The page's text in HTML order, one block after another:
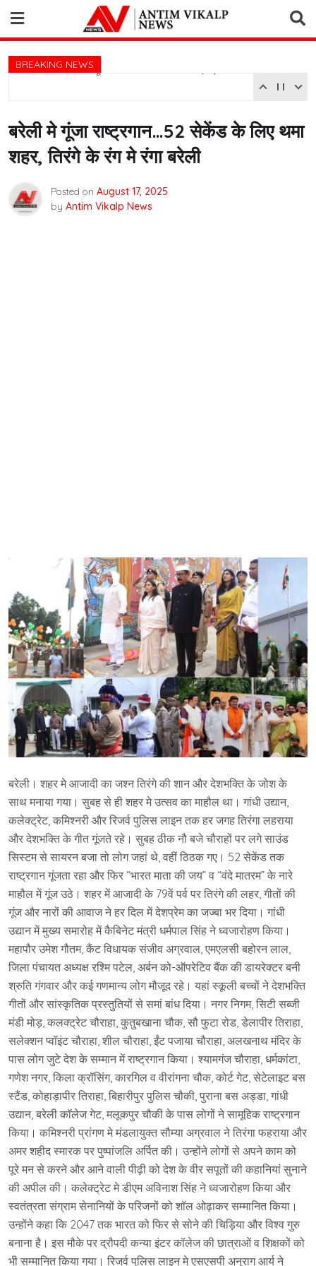
content
BREAKING NEWS
बरेली मे गूंजा राष्ट्रगान…52 सेकेंड के लिए थमा
शहर, तिरंगे के रंग मे रंगा बरेली
Posted on August 17, 2025
by Antim Vikalp News
बरेली। शहर मे आजादी का जश्न तिरंगे की शान और देशभक्ति के जोश के
साथ मनाया गया। सुबह से ही शहर मे उत्सव का माहौल था। गांधी उद्यान,
कलेक्ट्रेट, कमिश्नरी और रिजर्व पुलिस लाइन तक हर जगह तिरंगा लहराया
और देशभक्ति के गीत गूंजते रहे। सुबह ठीक नौ बजे चौराहों पर लगे साउंड
सिस्टम से सायरन बजा तो लोग जहां थे, वहीं ठिठक गए। 52 सेकेंड तक
राष्ट्रगान गूंजता रहा और फिर “भारत माता की जय” व “वंदे मातरम” के नारे
माहौल में गूंज उठे। शहर में आजादी के 79वें पर्व पर तिरंगे की लहर, गीतों की
गूंज और नारों की आवाज ने हर दिल में देशप्रेम का जज्बा भर दिया। गांधी
उद्यान में मुख्य समारोह में कैबिनेट मंत्री धर्मपाल सिंह ने ध्वजारोहण किया।
महापौर उमेश गौतम, कैंट विधायक संजीव अग्रवाल, एमएलसी बहोरन लाल,
जिला पंचायत अध्यक्ष रश्मि पटेल, अर्बन को-ऑपरेटिव बैंक की डायरेक्टर बनी
श्रुति गंगवार और कई गणमान्य लोग मौजूद रहे। यहां स्कूली बच्चों ने देशभक्ति
गीतों और सांस्कृतिक प्रस्तुतियों से समां बांध दिया। नगर निगम, सिटी सब्जी
मंडी मोड़, कलक्ट्रेट चौराहा, कुतुबखाना चौक, सौ फुटा रोड, डेलापीर तिराहा,
सलेक्शन प्वॉइंट चौराहा, शील चौराहा, ईंट पजाया चौराहा, अलखनाथ मंदिर के
पास लोग जुटे देश के सम्मान में राष्ट्रगान किया। श्यामगंज चौराहा, धर्मकांटा,
गणेश नगर, किला क्रॉसिंग, कारगिल व वीरांगना चौक, कोर्ट गेट, सेटेलाइट बस
स्टैंड, कोहाड़ापीर तिराहा, बिहारीपुर पुलिस चौकी, पुराना बस अड्डा, गांधी
उद्यान, बरेली कॉलेज गेट, मलूकपुर चौकी के पास लोगों ने सामूहिक राष्ट्रगान
किया। कमिश्नरी प्रांगण मे मंडलायुक्त सौम्या अग्रवाल ने तिरंगा फहराया और
अमर शहीद स्मारक पर पुष्पांजलि अर्पित की। उन्होंने लोगों से अपने काम को
पूरे मन से करने और आने वाली पीढ़ी को देश के वीर सपूतों की कहानियां सुनाने
की अपील की। कलेक्ट्रेट मे डीएम अविनाश सिंह ने ध्वजारोहण किया और
स्वतंत्रता संग्राम सेनानियों के परिजनों को शॉल ओढ़ाकर सम्मानित किया।
उन्होंने कहा कि 2047 तक भारत को फिर से सोने की चिड़िया और विश्व गुरु
बनाना है। इस मौके पर द्रौपदी कन्या इंटर कॉलेज की छात्राओं व शिक्षकों को
भी सम्मानित किया गया। रिजर्व पुलिस लाइन मे एसएसपी अनुराग आर्य ने